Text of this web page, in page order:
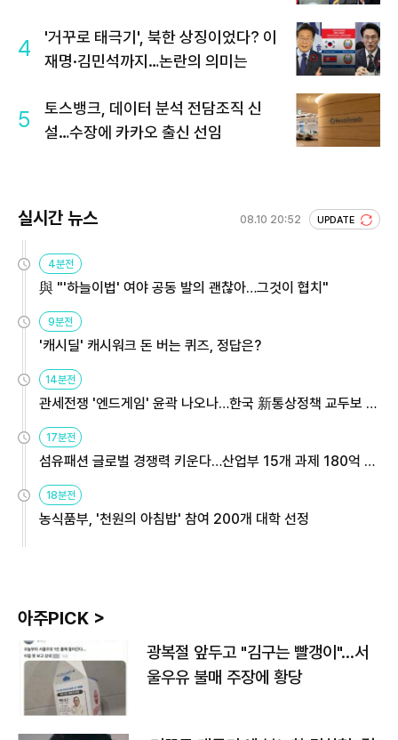
4
'거꾸로 태극기', 북한 상징이었다? 이
재명·김민석까지…논란의 의미는
5
토스뱅크, 데이터 분석 전담조직 신
설…수장에 카카오 출신 선임
실시간 뉴스 08.10 20:52 UPDATE
4분전
與 "'하늘이법' 여야 공동 발의 괜찮아…그것이 협치"
9분전
'캐시딜' 캐시워크 돈 버는 퀴즈, 정답은?
14분전
관세전쟁 '엔드게임' 윤곽 나오나…한국 新통상정책 교두보 활
17분전
섬유패션 글로벌 경쟁력 키운다…산업부 15개 과제 180억 지
18분전
농식품부, '천원의 아침밥' 참여 200개 대학 선정
아주PICK >
광복절 앞두고 "김구는 빨갱이"…서
울우유 불매 주장에 황당